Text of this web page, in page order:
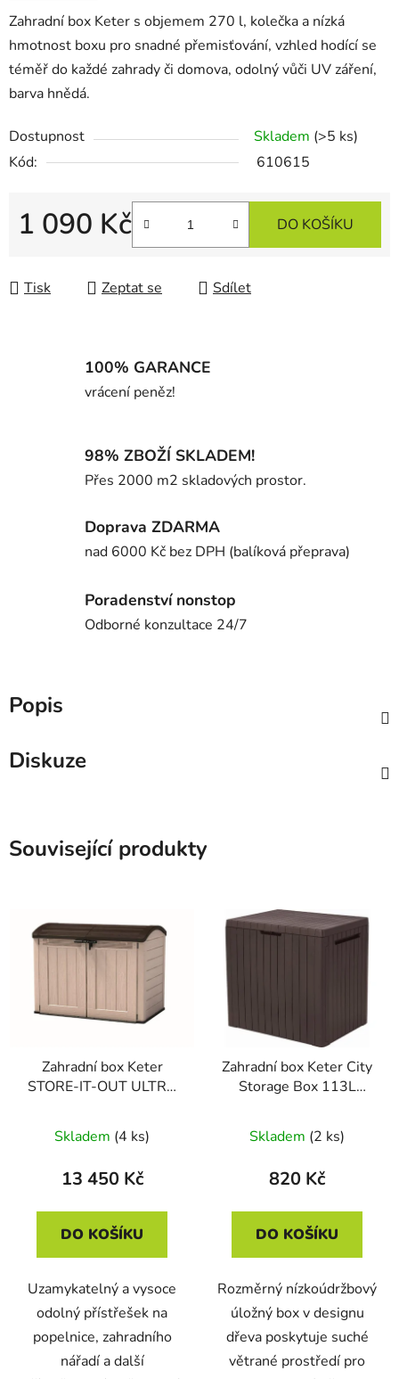
Zahradní box Keter s objemem 270 l, kolečka a nízká
hmotnost boxu pro snadné přemisťování, vzhled hodící se
téměř do každé zahrady či domova, odolný vůči UV záření,
barva hnědá.
Dostupnost Skladem (>5 ks)
Kód:
610615
1 090 Kč DO KOŠÍKU
Tisk Zeptat se Sdílet
100% GARANCE
vrácení peněz!
98% ZBOŽÍ SKLADEM!
Přes 2000 m2 skladových prostor.
Doprava ZDARMA
nad 6000 Kč bez DPH (balíková přeprava)
Poradenství nonstop
Odborné konzultace 24/7
Popis
Diskuze
Související produkty
Zahradní box Keter
STORE-IT-OUT ULTRA
Skladem (4 ks)
13 450 Kč
DO KOŠÍKU
Uzamykatelný a vysoce
odolný přístřešek na
popelnice, zahradního
nářadí a další
Zahradní box Keter City
Storage Box 113L
Skladem (2 ks)
820 Kč
DO KOŠÍKU
Rozměrný nízkoúdržbový
úložný box v designu
dřeva poskytuje suché
větrané prostředí pro